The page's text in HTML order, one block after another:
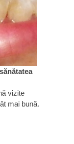
vizite
mai bună.